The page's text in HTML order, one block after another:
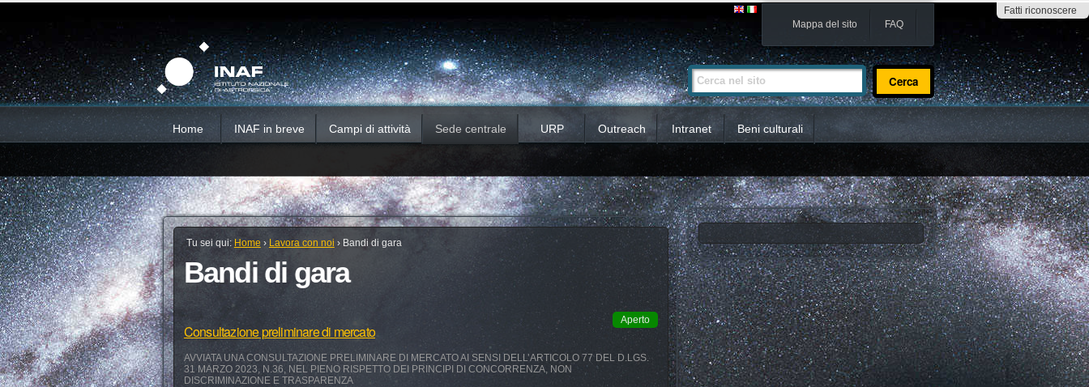
Fatti riconoscere
contenuti.
Salta
alla
navigazione
Mappa del sito FAQ
Cerca nel sito
Ricerca
avanzata…
Home INAF in breve Campi di attività Sede centrale URP Outreach Intranet Beni culturali
Tu sei qui: Home › Lavora con noi › Bandi di gara
Bandi di gara
Aperto
Consultazione preliminare di mercato
AVVIATA UNA CONSULTAZIONE PRELIMINARE DI MERCATO AI SENSI DELL’ARTICOLO 77 DEL D.LGS.
31 MARZO 2023, N.36, NEL PIENO RISPETTO DEI PRINCIPI DI CONCORRENZA, NON
DISCRIMINAZIONE E TRASPARENZA